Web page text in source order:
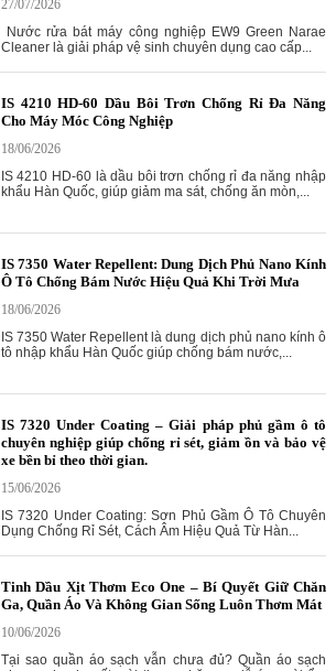
27/07/2026
Nước rửa bát máy công nghiệp EW9 Green Narae
Cleaner là giải pháp vệ sinh chuyên dụng cao cấp...
IS 4210 HD-60 Dầu Bôi Trơn Chống Rỉ Đa Năng
Cho Máy Móc Công Nghiệp
18/06/2026
IS 4210 HD-60 là dầu bôi trơn chống rỉ đa năng nhập
khẩu Hàn Quốc, giúp giảm ma sát, chống ăn mòn,...
IS 7350 Water Repellent: Dung Dịch Phủ Nano Kính
Ô Tô Chống Bám Nước Hiệu Quả Khi Trời Mưa
18/06/2026
IS 7350 Water Repellent là dung dịch phủ nano kính ô
tô nhập khẩu Hàn Quốc giúp chống bám nước,...
IS 7320 Under Coating – Giải pháp phủ gầm ô tô
chuyên nghiệp giúp chống rỉ sét, giảm ồn và bảo vệ
xe bền bỉ theo thời gian.
15/06/2026
IS 7320 Under Coating: Sơn Phủ Gầm Ô Tô Chuyên
Dụng Chống Rỉ Sét, Cách Âm Hiệu Quả Từ Hàn...
Tinh Dầu Xịt Thơm Eco One – Bí Quyết Giữ Chăn
Ga, Quần Áo Và Không Gian Sống Luôn Thơm Mát
10/06/2026
Tại sao quần áo sạch vẫn chưa đủ? Quần áo sạch